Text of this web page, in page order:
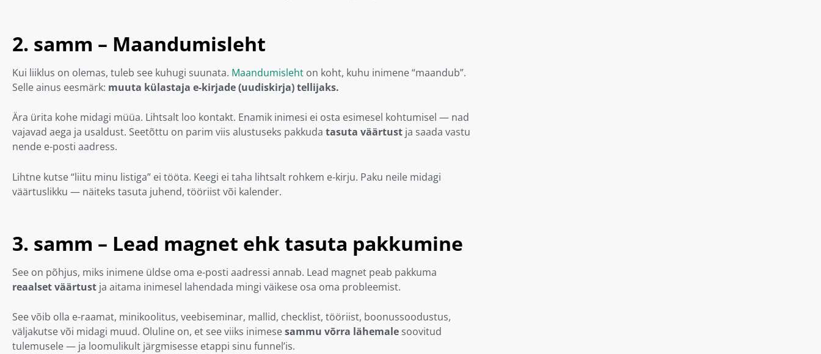
2. samm – Maandumisleht
Kui liiklus on olemas, tuleb see kuhugi suunata. Maandumisleht on koht, kuhu inimene “maandub”.
Selle ainus eesmärk: muuta külastaja e-kirjade (uudiskirja) tellijaks.
Ära ürita kohe midagi müüa. Lihtsalt loo kontakt. Enamik inimesi ei osta esimesel kohtumisel — nad
vajavad aega ja usaldust. Seetõttu on parim viis alustuseks pakkuda tasuta väärtust ja saada vastu
nende e-posti aadress.
Lihtne kutse “liitu minu listiga” ei tööta. Keegi ei taha lihtsalt rohkem e-kirju. Paku neile midagi
väärtuslikku — näiteks tasuta juhend, tööriist või kalender.
3. samm – Lead magnet ehk tasuta pakkumine
See on põhjus, miks inimene üldse oma e-posti aadressi annab. Lead magnet peab pakkuma
reaalset väärtust ja aitama inimesel lahendada mingi väikese osa oma probleemist.
See võib olla e-raamat, minikoolitus, veebiseminar, mallid, checklist, tööriist, boonussoodustus,
väljakutse või midagi muud. Oluline on, et see viiks inimesesammu võrra lähemale soovitud
tulemusele — ja loomulikult järgmisesse etappi sinu funnel’is.